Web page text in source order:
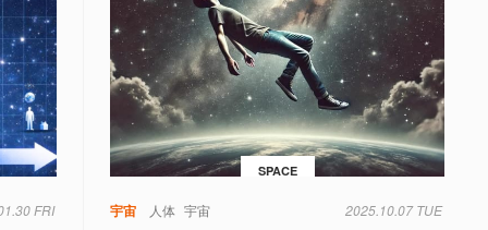
FRI
SPACE
宇宙 人体 宇宙 2025.10.07 TUE